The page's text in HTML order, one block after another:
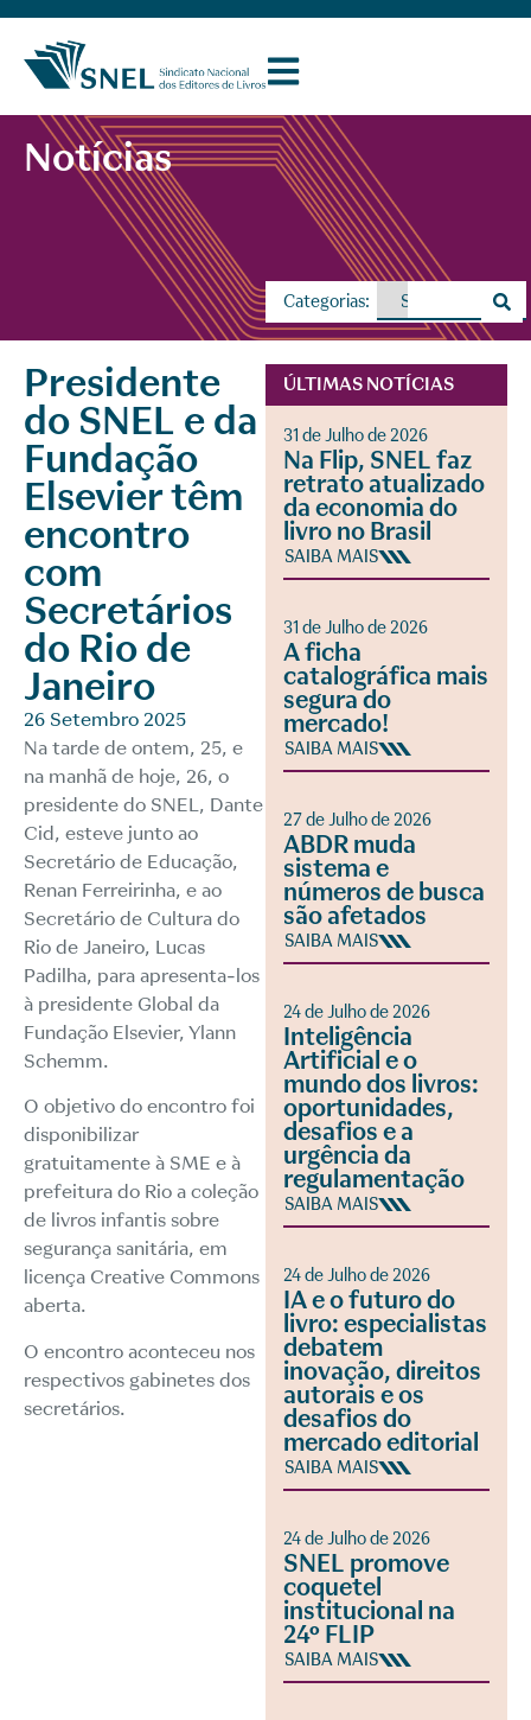
Notícias
Categorias:
Presidente
do SNEL e da
Fundação
Elsevier têm
encontro
com
Secretários
do Rio de
Janeiro
26 Setembro 2025
Na tarde de ontem, 25, e
na manhã de hoje, 26, o
presidente do SNEL, Dante
Cid, esteve junto ao
Secretário de Educação,
Renan Ferreirinha, e ao
Secretário de Cultura do
Rio de Janeiro, Lucas
Padilha, para apresenta-los
à presidente Global da
Fundação Elsevier, Ylann
Schemm.
O objetivo do encontro foi
disponibilizar
gratuitamente à SME e à
prefeitura do Rio a coleção
de livros infantis sobre
segurança sanitária, em
licença Creative Commons
aberta.
O encontro aconteceu nos
respectivos gabinetes dos
secretários.
ÚLTIMAS NOTÍCIAS
31 de Julho de 2026
Na Flip, SNEL faz
retrato atualizado
da economia do
livro no Brasil
SAIBA MAIS
31 de Julho de 2026
A ficha
catalográfica mais
segura do
mercado!
SAIBA MAIS
27 de Julho de 2026
ABDR muda
sistema e
números de busca
são afetados
SAIBA MAIS
24 de Julho de 2026
Inteligência
Artificial e o
mundo dos livros:
oportunidades,
desafios e a
urgência da
regulamentação
SAIBA MAIS
24 de Julho de 2026
IA e o futuro do
livro: especialistas
debatem
inovação, direitos
autorais e os
desafios do
mercado editorial
SAIBA MAIS
24 de Julho de 2026
SNEL promove
coquetel
institucional na
24º FLIP
SAIBA MAIS